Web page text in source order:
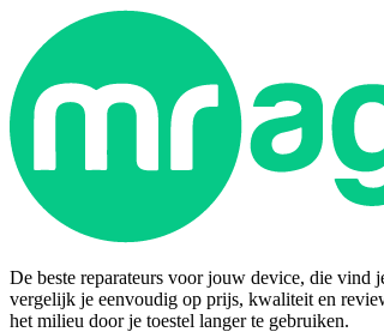
De beste reparateurs voor jouw device, die
vergelijk je eenvoudig op prijs, kwaliteit en
het milieu door je toestel langer te gebruiken.